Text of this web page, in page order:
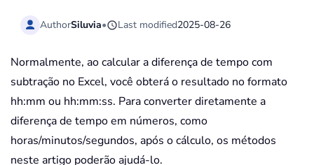
AuthorSiluvia• Last modified2025-08-26
Normalmente, ao calcular a diferença de tempo com
subtração no Excel, você obterá o resultado no formato
hh:mm ou hh:mm:ss. Para converter diretamente a
diferença de tempo em números, como
horas/minutos/segundos, após o cálculo, os métodos
neste artigo poderão ajudá-lo.